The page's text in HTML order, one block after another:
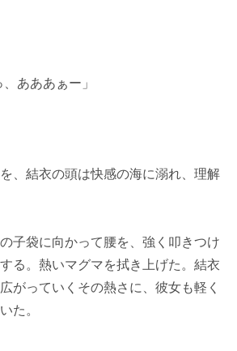
、あああぁー」
、結衣の頭は快感の海に溺れ、理解
子袋に向かって腰を、強く叩きつけ
る。熱いマグマを拭き上げた。結衣
がっていくその熱さに、彼女も軽く
た。